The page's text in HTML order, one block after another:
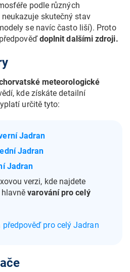
podle různých
skutečný stav
se navíc často liší). Proto
doplnit dalšími zdroji.
meteorologické
kde získáte detailní
určitě tyto:
Jadran
Jadran
Jadran
verzi, kde najdete
varování pro celý
pro celý Jadran